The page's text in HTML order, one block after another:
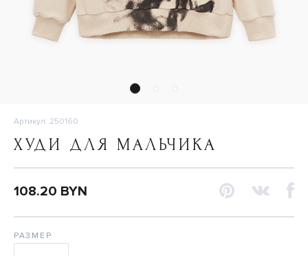
Артикул: 250160
ХУДИ ДЛЯ МАЛЬЧИКА
108.20 BYN
РАЗМЕР